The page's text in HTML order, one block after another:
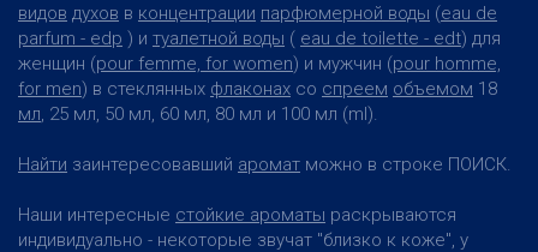
видов духов в концентрации парфюмерной воды (eau de
parfum - edp ) и туалетной воды ( eau de toilette - edt) для
женщин (pour femme, for women) и мужчин (pour homme,
for men) в стеклянных флаконах со спреем объемом 18
мл , 25 мл, 50 мл, 60 мл, 80 мл и 100 мл (ml).
Найти заинтересовавший аромат можно в строке ПОИСК.
Наши интересные стойкие ароматы раскрываются
индивидуально - некоторые звучат "близко к коже", у